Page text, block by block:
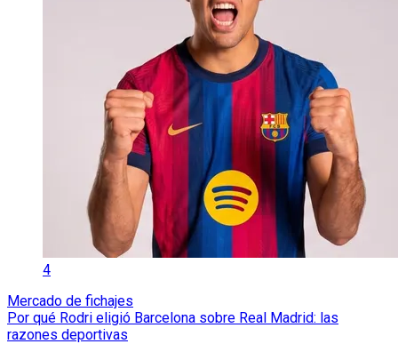
4
Mercado de fichajes
Por qué Rodri eligió Barcelona sobre Real Madrid: las
razones deportivas